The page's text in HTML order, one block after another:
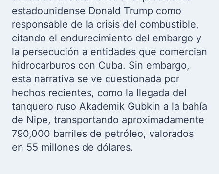
estadounidense Donald Trump como
responsable de la crisis del combustible,
citando el endurecimiento del embargo y
la persecución a entidades que comercian
hidrocarburos con Cuba. Sin embargo,
esta narrativa se ve cuestionada por
hechos recientes, como la llegada del
tanquero ruso Akademik Gubkin a la bahía
de Nipe, transportando aproximadamente
790,000 barriles de petróleo, valorados
en 55 millones de dólares.